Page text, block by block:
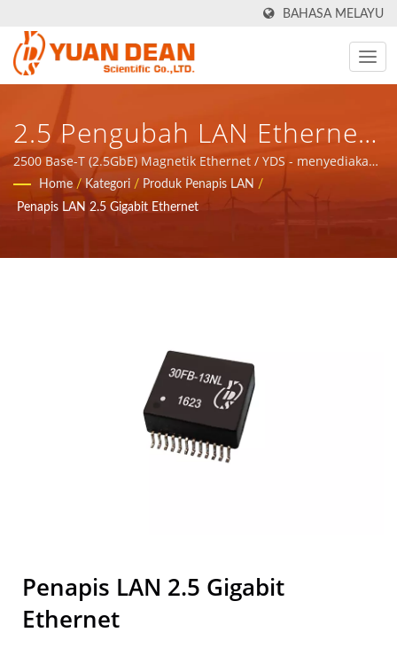
BAHASA MELAYU
2.5 Pengubah LAN Ethernet
Gigabit / YDS - Menyediakan
Penyelesaian Keseluruhan
2500 Base-T (2.5GbE) Magnetik Ethernet / YDS - menyediakan
penyelesaian keseluruhan untuk aplikasi rangkaian
komunikasi komponen magnet dan produk kuasa.
Home / Kategori / Produk Penapis LAN /
Penapis LAN 2.5 Gigabit Ethernet
Penapis LAN 2.5 Gigabit
Ethernet